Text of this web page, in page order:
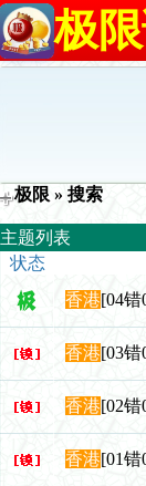
极
极限 » 搜索
主题列表
状态
香港[04
香港[03
香港[02
香港[01